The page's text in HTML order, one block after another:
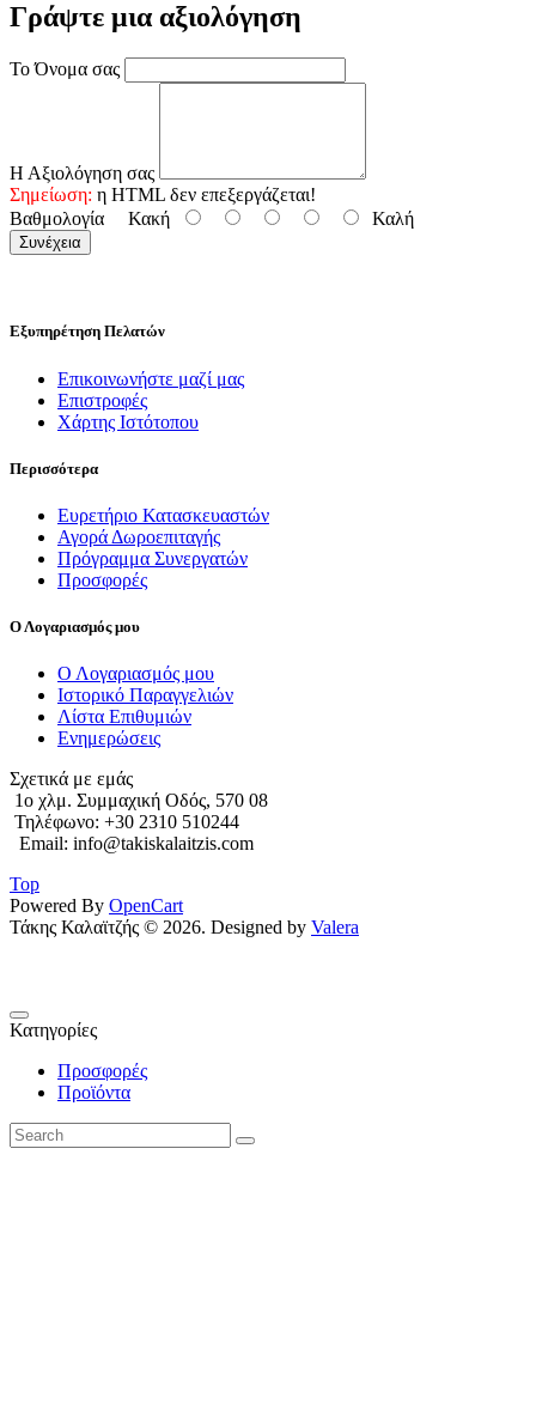
Γράψτε μια αξιολόγηση
Το Όνομα σας
Η Αξιολόγηση σας
Σημείωση: η HTML δεν επεξεργάζεται!
Βαθμολογία Κακή Καλή
Συνέχεια
Εξυπηρέτηση Πελατών
Επικοινωνήστε μαζί μας
Επιστροφές
Χάρτης Ιστότοπου
Περισσότερα
Ευρετήριο Κατασκευαστών
Αγορά Δωροεπιταγής
Πρόγραμμα Συνεργατών
Προσφορές
Ο Λογαριασμός μου
Ο Λογαριασμός μου
Ιστορικό Παραγγελιών
Λίστα Επιθυμιών
Ενημερώσεις
Σχετικά με εμάς
1o χλμ. Συμμαχική Οδός, 570 08
Τηλέφωνο: +30 2310 510244
Email: info@takiskalaitzis.com
Top
Powered By OpenCart
Τάκης Καλαϊτζής © 2026. Designed by Valera
Κατηγορίες
Προσφορές
Προϊόντα